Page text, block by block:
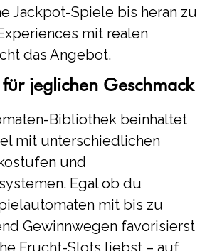
Jackpot-Spiele bis heran zu
mit realen
das Angebot.
jeglichen Geschmack
Bibliothek beinhaltet
mit unterschiedlichen
und
Egal ob du
mit bis zu
Gewinnwegen favorisierst
Frucht-Slots liebst – auf